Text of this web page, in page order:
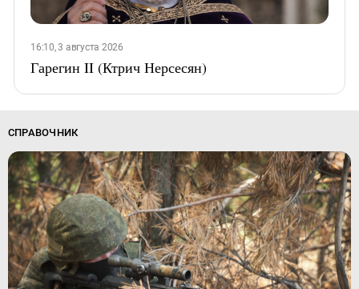
16:10, 3 августа 2026
Гарегин II (Ктрич Нерсесян)
СПРАВОЧНИК